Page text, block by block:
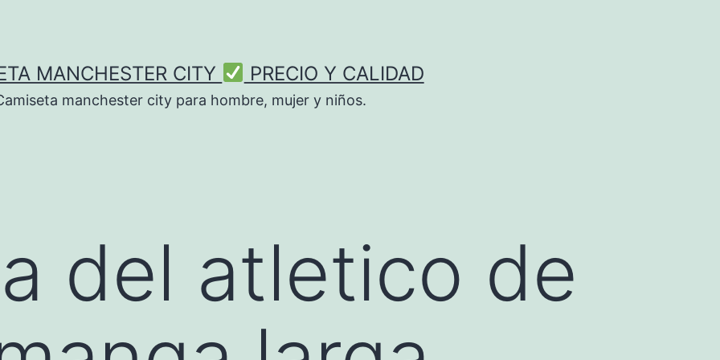
MANCHESTER CITY PRECIO Y CALIDAD
manchester city para hombre, mujer y niños.
del atletico de